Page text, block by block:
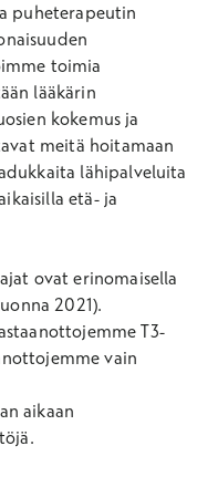
puheterapeutin
toimia
lääkärin
kokemus ja
meitä hoitamaan
lähipalveluita
etä- ja
ovat erinomaisella
2021).
T3-
vain
aikaan